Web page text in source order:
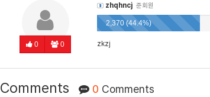
0 0
zhqhncj 준회원
2,370 (44.4%)
zkzj
Comments 0 Comments